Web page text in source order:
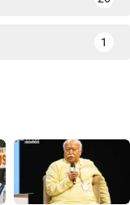
1